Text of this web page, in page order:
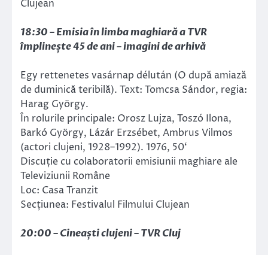
Clujean
18:30 – Emisia în limba maghiară a TVR
împlinește 45 de ani – imagini de arhivă
Egy rettenetes vasárnap délután (O după amiază
de duminică teribilă). Text: Tomcsa Sándor, regia:
Harag György.
În rolurile principale: Orosz Lujza, Toszó Ilona,
Barkó György, Lázár Erzsébet, Ambrus Vilmos
(actori clujeni, 1928–1992). 1976, 50‘
Discuție cu colaboratorii emisiunii maghiare ale
Televiziunii Române
Loc: Casa Tranzit
Secțiunea: Festivalul Filmului Clujean
20:00 – Cineaști clujeni – TVR Cluj